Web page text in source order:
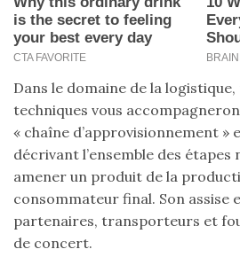
Dans le domaine de la
techniques vous
« chaîne d’approvisionnement »
décrivant l’ensemble des étapes
amener un produit de la
consommateur final. Son assise
partenaires, transporteurs et
de concert.